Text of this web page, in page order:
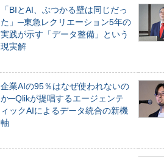
「BIとAI、ぶつかる壁は同じだっ
た」─東急レクリエーション5年の
実践が示す「データ整備」という
現実解
企業AIの95％はなぜ使われないの
か─Qlikが提唱するエージェンテ
ィックAIによるデータ統合の新機
軸